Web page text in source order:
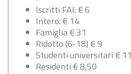
Iscritti FAI: € 6
Intero: € 14
Famiglia € 31
Ridotto (6-18) € 9
Studenti universitari € 11
Residenti € 8,50